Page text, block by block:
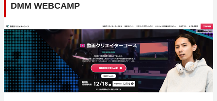
DMM WEBCAMP